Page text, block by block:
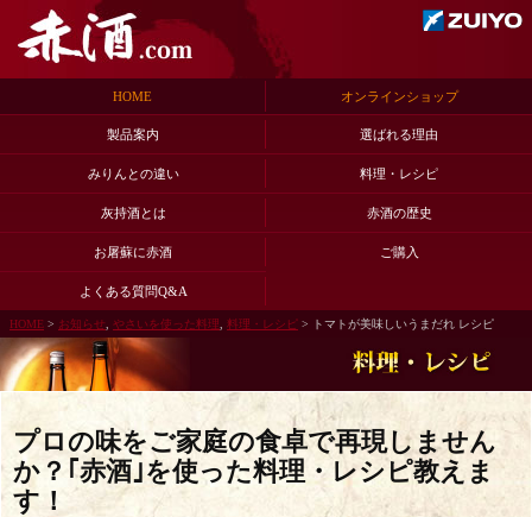
オンラインショップ
HOME
製品案内 選ばれる理由
みりんとの違い 料理・レシピ
灰持酒とは 赤酒の歴史
お屠蘇に赤酒 ご購入
よくある質問Q&A
HOME > お知らせ やさいを使った料理 料理・レシピ > トマトが美味しいうまだれ レシピ
プロの味をご家庭の食卓で再現しません
か？｢赤酒｣を使った料理・レシピ教えま
す！